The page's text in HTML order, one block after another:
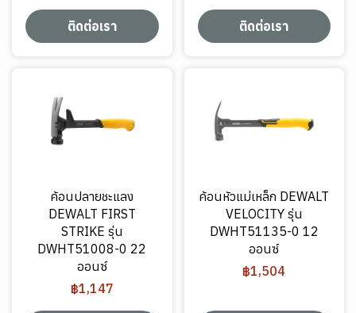
ติดต่อเรา ติดต่อเรา
ค้อนปลายชะแลง
DEWALT FIRST
STRIKE รุ่น
DWHT51008-0 22
ออนซ์
฿1,147
ค้อนหัวแม่เหล็ก DEWALT
VELOCITY รุ่น
DWHT51135-0 12
ออนซ์
฿1,504